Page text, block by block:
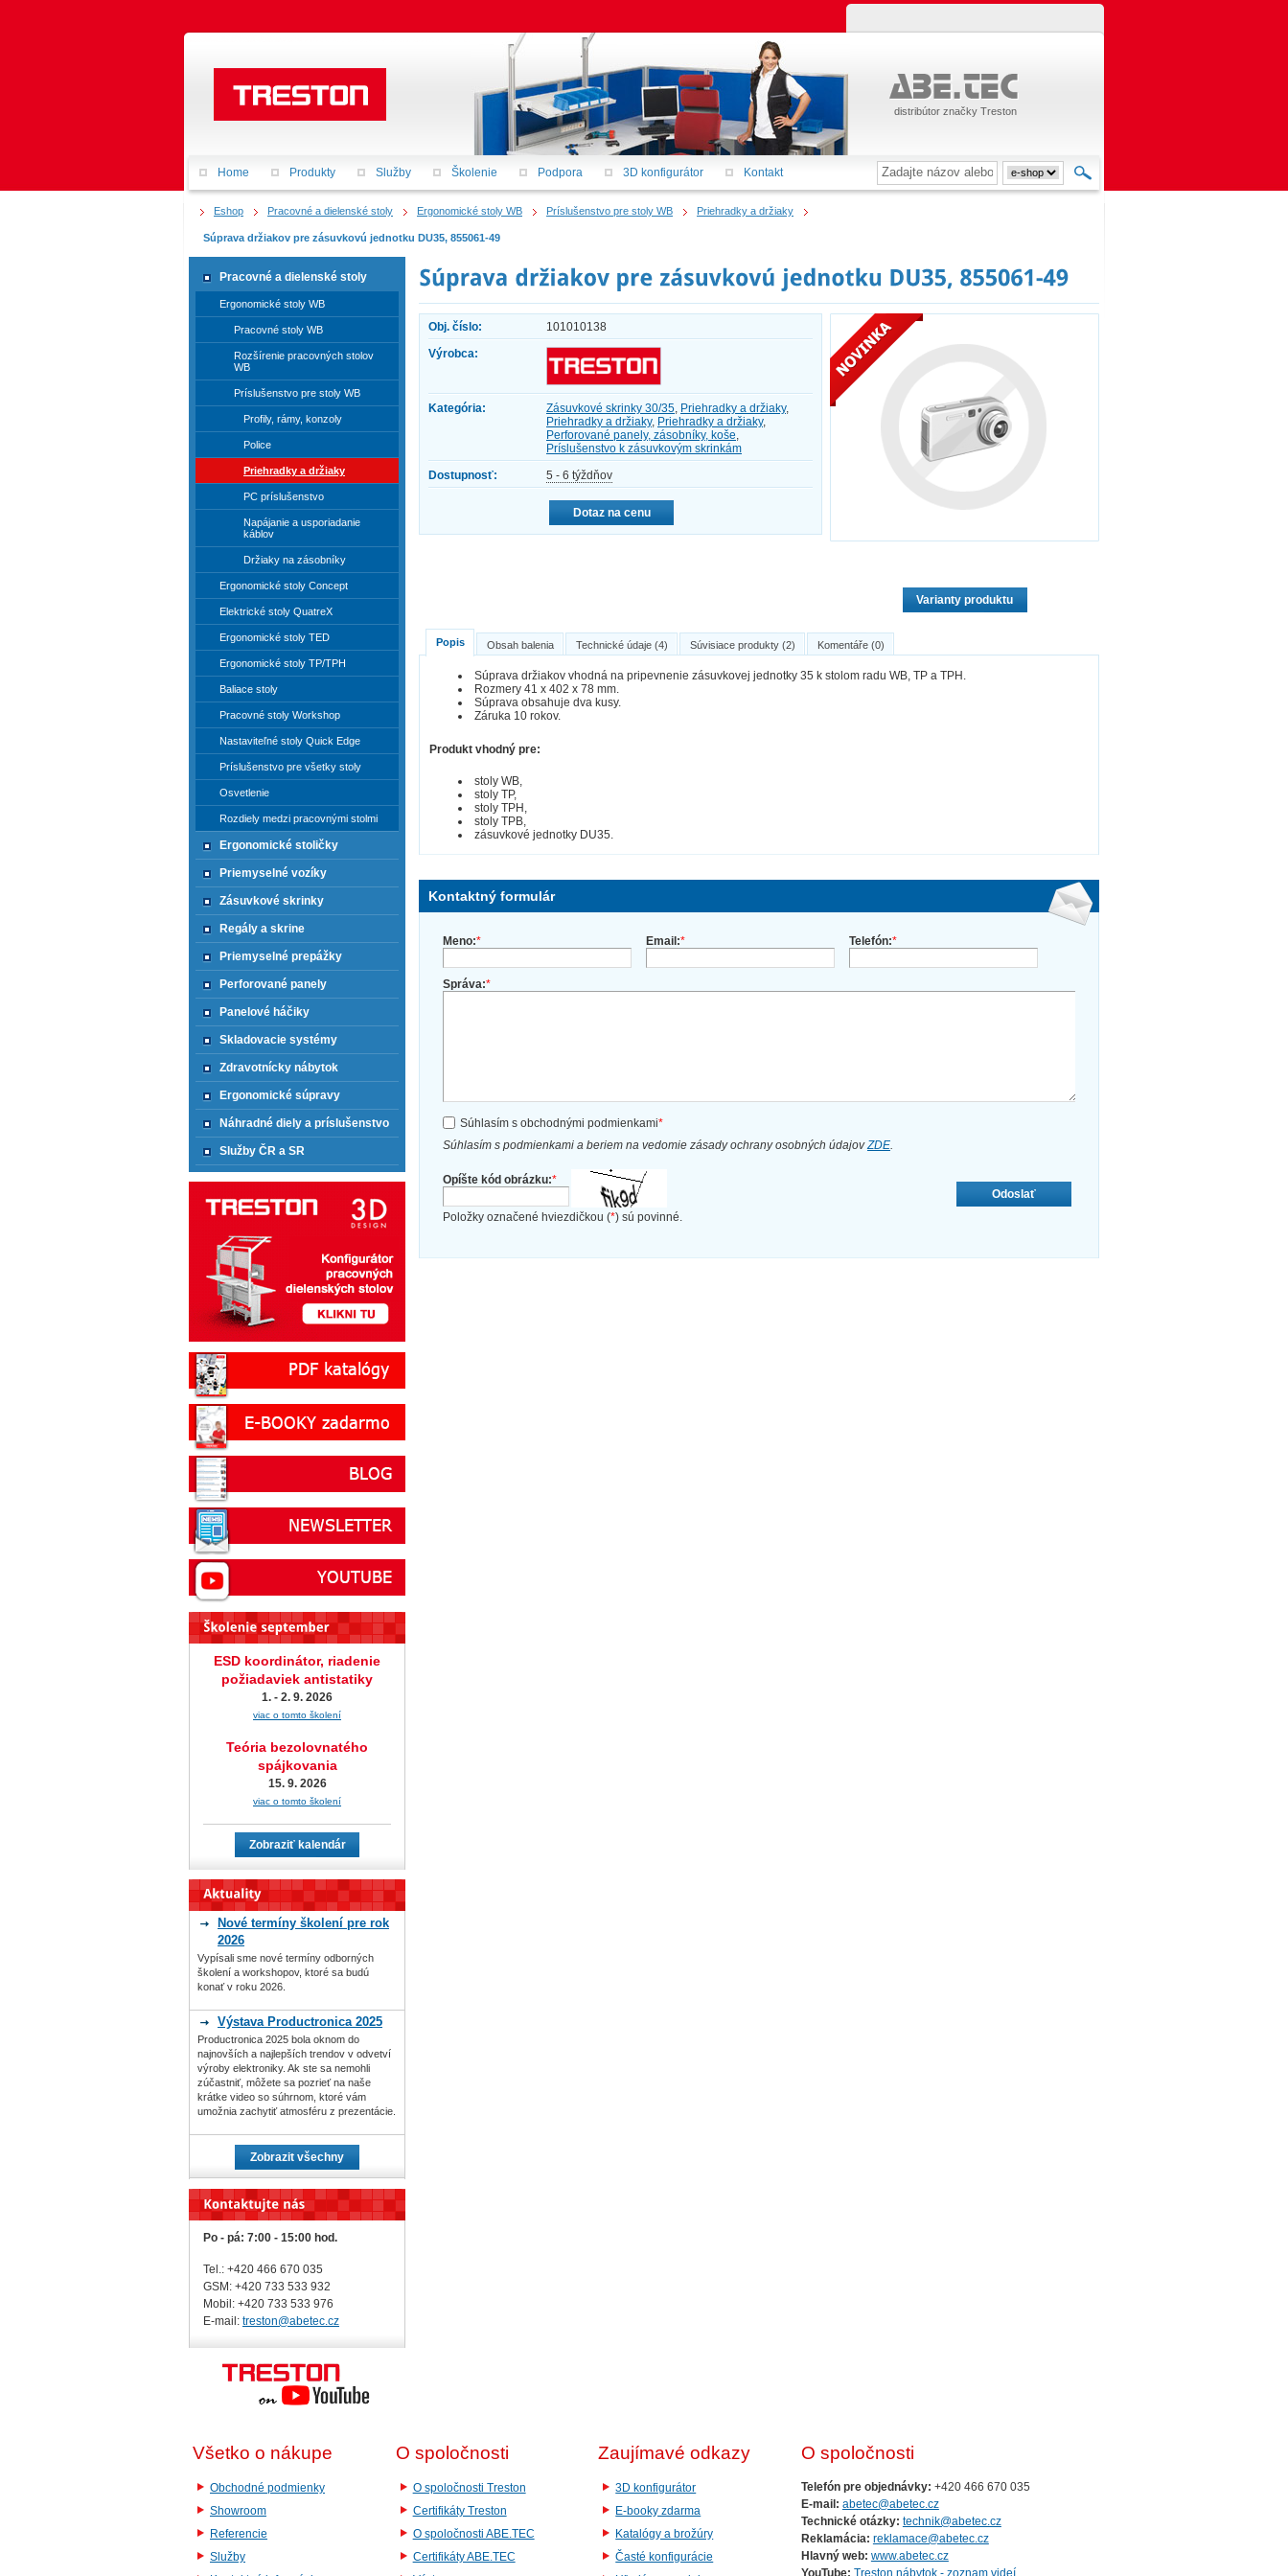
Eshop Pracovné a dielenské stoly Ergonomické stoly WB Príslušenstvo pre stoly WB Priehradky a držiaky
Súprava držiakov pre zásuvkovú jednotku DU35, 855061-49
Obj. číslo:
101010138
Výrobca:
Kategória: Zásuvkové skrinky 30/35, Priehradky a držiaky,
Priehradky a držiaky, Priehradky a držiaky,
Perforované panely, zásobníky, koše,
Príslušenstvo k zásuvkovým skrinkám
Dostupnosť:
5 - 6 týždňov
Dotaz na cenu
Varianty produktu
Popis Obsah balenia Technické údaje (4) Súvisiace produkty (2) Komentáře (0)
Súprava držiakov vhodná na pripevnenie zásuvkovej jednotky 35 k stolom radu WB, TP a TPH.
Rozmery 41 x 402 x 78 mm.
Súprava obsahuje dva kusy.
Záruka 10 rokov.
Produkt vhodný pre:
stoly WB,
stoly TP,
stoly TPH,
stoly TPB,
zásuvkové jednotky DU35.
Kontaktný formulár
Meno:* Email:* Telefón:*
Správa:*
Súhlasím s obchodnými podmienkami*
Súhlasím s podmienkami a beriem na vedomie zásady ochrany osobných údajovZDE.
Opíšte kód obrázku:*
Položky označené hviezdičkou (*) sú povinné.
Odoslať
Pracovné a dielenské stoly
Ergonomické stoly WB
Pracovné stoly WB
Rozšírenie pracovných stolov
WB
Príslušenstvo pre stoly WB
Profily, rámy, konzoly
Police
Priehradky a držiaky
PC príslušenstvo
Napájanie a usporiadanie
káblov
Držiaky na zásobníky
Ergonomické stoly Concept
Elektrické stoly QuatreX
Ergonomické stoly TED
Ergonomické stoly TP/TPH
Baliace stoly
Pracovné stoly Workshop
Nastaviteľné stoly Quick Edge
Príslušenstvo pre všetky stoly
Osvetlenie
Rozdiely medzi pracovnými stolmi
Ergonomické stoličky
Priemyselné vozíky
Zásuvkové skrinky
Regály a skrine
Priemyselné prepážky
Perforované panely
Panelové háčiky
Skladovacie systémy
Zdravotnícky nábytok
Ergonomické súpravy
Náhradné diely a príslušenstvo
Služby ČR a SR
ESD koordinátor, riadenie
požiadaviek antistatiky
1. - 2. 9. 2026
viac o tomto školení
Teória bezolovnatého
spájkovania
15. 9. 2026
viac o tomto školení
Zobraziť kalendár
Nové termíny školení pre rok
2026
Vypísali sme nové termíny odborných
školení a workshopov, ktoré sa budú
konať v roku 2026.
Výstava Productronica 2025
Productronica 2025 bola oknom do
najnovších a najlepších trendov v odvetví
výroby elektroniky. Ak ste sa nemohli
zúčastniť, môžete sa pozrieť na naše
krátke video so súhrnom, ktoré vám
umožnia zachytiť atmosféru z prezentácie.
Zobrazit všechny
Po - pá: 7:00 - 15:00 hod.
Tel.: +420 466 670 035
GSM: +420 733 533 932
Mobil: +420 733 533 976
E-mail: treston@abetec.cz
Všetko o nákupe
Obchodné podmienky
Showroom
Referencie
Služby
O spoločnosti
O spoločnosti Treston
Certifikáty Treston
O spoločnosti ABE.TEC
Certifikáty ABE.TEC
Zaujímavé odkazy
3D konfigurátor
E-booky zdarma
Katalógy a brožúry
Časté konfigurácie
O spoločnosti
Telefón pre objednávky: +420 466 670 035
E-mail: abetec@abetec.cz
Technické otázky: technik@abetec.cz
Reklamácia: reklamace@abetec.cz
Hlavný web: www.abetec.cz
YouTube: Treston nábytok - zoznam videí
distribútor značky Treston
Home Produkty Služby Školenie Podpora 3D konfigurátor Kontakt